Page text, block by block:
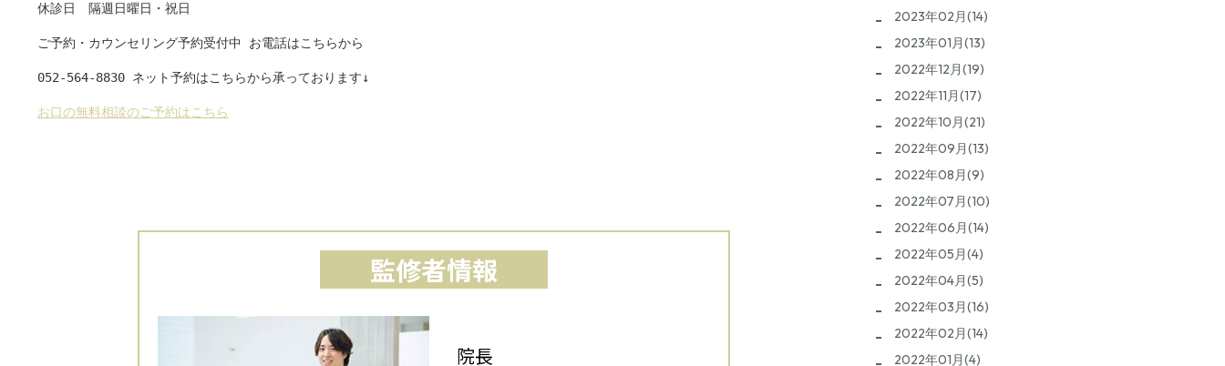
休診日　隔週日曜日・祝日
ご予約・カウンセリング予約受付中 お電話はこちらから
052-564-8830 ネット予約はこちらから承っております↓
お口の無料相談のご予約はこちら
監修者情報
院長
2023年02月(14)
2023年01月(13)
2022年12月(19)
2022年11月(17)
2022年10月(21)
2022年09月(13)
2022年08月(9)
2022年07月(10)
2022年06月(14)
2022年05月(4)
2022年04月(5)
2022年03月(16)
2022年02月(14)
2022年01月(4)